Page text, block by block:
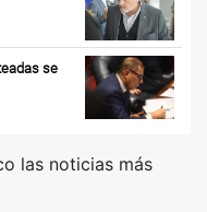
se
las noticias más